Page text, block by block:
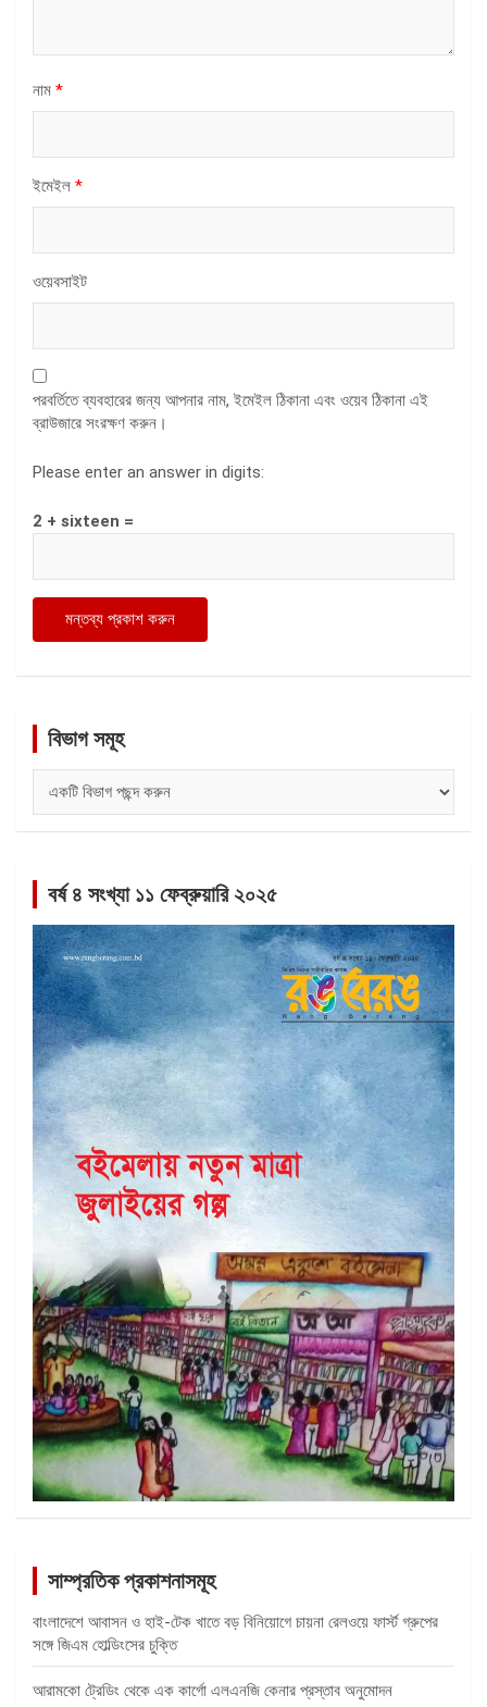
নাম *
ইমেইল *
ওয়েবসাইট
পরবর্তিতে ব্যবহারের জন্য আপনার নাম, ইমেইল ঠিকানা এবং ওয়েব ঠিকানা এই
ব্রাউজারে সংরক্ষণ করুন।
Please enter an answer in digits:
2 + sixteen =
বিভাগ সমূহ
সমূহ
বর্ষ ৪ সংখ্যা ১১ ফেব্রুয়ারি ২০২৫
সাম্প্রতিক প্রকাশনাসমূহ
বাংলাদেশে আবাসন ও হাই-টেক খাতে বড় বিনিয়োগে চায়না রেলওয়ে ফার্স্ট গ্রুপের
সঙ্গে জিএম হোল্ডিংসের চুক্তি
আরামকো ট্রেডিং থেকে এক কার্গো এলএনজি কেনার প্রস্তাব অনুমোদন